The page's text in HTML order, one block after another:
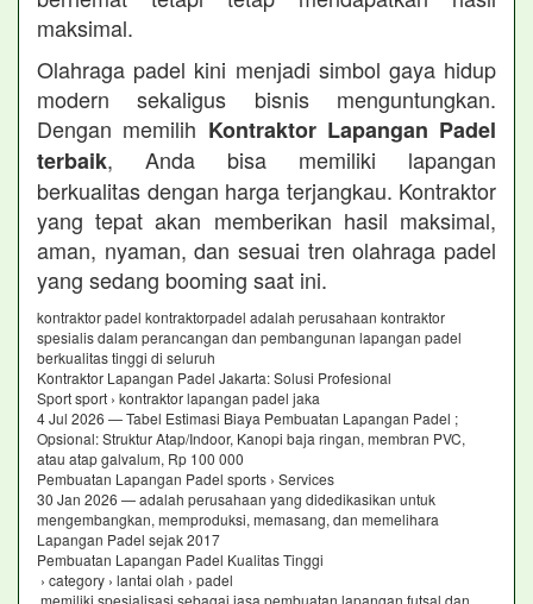
maksimal.
Olahraga padel kini menjadi simbol gaya hidup
modern sekaligus bisnis menguntungkan.
Dengan memilih Kontraktor Lapangan Padel
terbaik, Anda bisa memiliki lapangan
berkualitas dengan harga terjangkau. Kontraktor
yang tepat akan memberikan hasil maksimal,
aman, nyaman, dan sesuai tren olahraga padel
yang sedang booming saat ini.
kontraktor padel kontraktorpadel adalah perusahaan kontraktor
spesialis dalam perancangan dan pembangunan lapangan padel
berkualitas tinggi di seluruh
Kontraktor Lapangan Padel Jakarta: Solusi Profesional
Sport sport › kontraktor lapangan padel jaka
4 Jul 2026 — Tabel Estimasi Biaya Pembuatan Lapangan Padel ;
Opsional: Struktur Atap/Indoor, Kanopi baja ringan, membran PVC,
atau atap galvalum, Rp 100 000
Pembuatan Lapangan Padel sports › Services
30 Jan 2026 — adalah perusahaan yang didedikasikan untuk
mengembangkan, memproduksi, memasang, dan memelihara
Lapangan Padel sejak 2017
Pembuatan Lapangan Padel Kualitas Tinggi
› category › lantai olah › padel
memiliki spesialisasi sebagai jasa pembuatan lapangan futsal dan